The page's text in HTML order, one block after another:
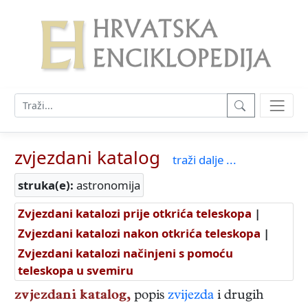
zvjezdani katalog
traži dalje ...
struka(e): astronomija
Zvjezdani katalozi prije otkrića teleskopa |
Zvjezdani katalozi nakon otkrića teleskopa |
Zvjezdani katalozi načinjeni s pomoću
teleskopa u svemiru
zvjezdani katalog, popis zvijezda i drugih